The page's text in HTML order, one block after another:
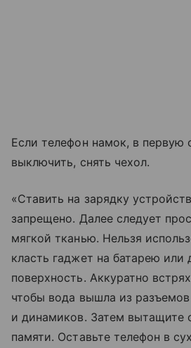
Если телефон намок, в первую
выключить, снять чехол.
«Ставить на зарядку
запрещено. Далее следует
мягкой тканью. Нельзя
класть гаджет на батарею или
поверхность. Аккуратно
чтобы вода вышла из
и динамиков. Затем вытащите
памяти. Оставьте телефон в